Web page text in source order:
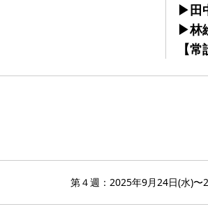
▶︎田
▶︎林
【
第４週：2025年9月24日(水)〜